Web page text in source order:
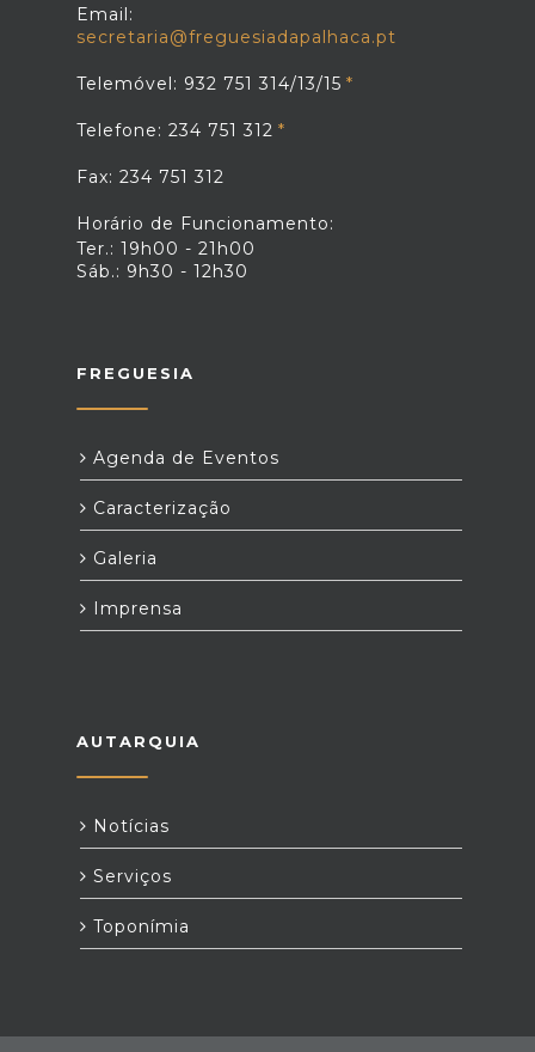
Email:
secretaria@freguesiadapalhaca.pt
Telemóvel: 932 751 314/13/15
Telefone: 234 751 312
Fax: 234 751 312
Horário de Funcionamento:
Ter.: 19h00 - 21h00
Sáb.: 9h30 - 12h30
FREGUESIA
Agenda de Eventos
Caracterização
Galeria
Imprensa
AUTARQUIA
Notícias
Serviços
Toponímia